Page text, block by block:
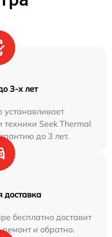
3-х лет
Seek Thermal
до 3 лет.
доставка
бесплатно доставит
и обратно.